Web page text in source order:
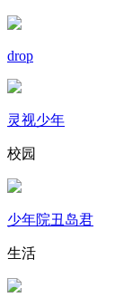
drop
灵视少年
校园
少年院丑岛君
生活